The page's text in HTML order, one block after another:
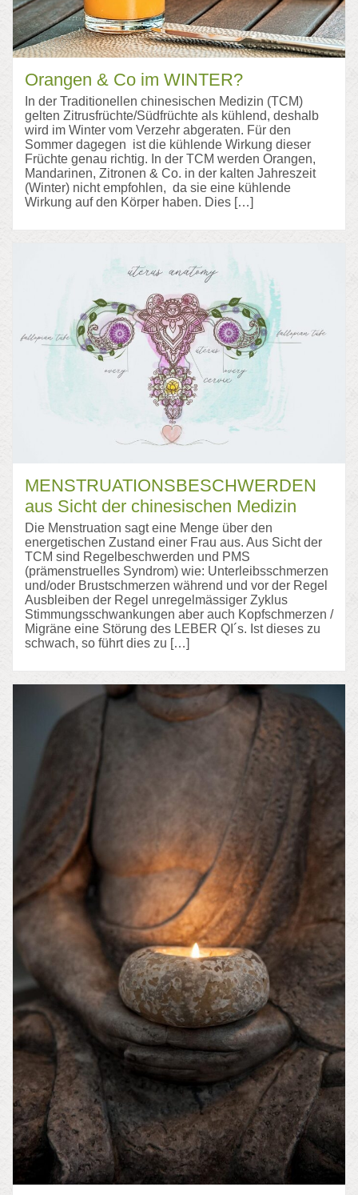
Orangen & Co im WINTER?
In der Traditionellen chinesischen Medizin (TCM)
gelten Zitrusfrüchte/Südfrüchte als kühlend, deshalb
wird im Winter vom Verzehr abgeraten. Für den
Sommer dagegen ist die kühlende Wirkung dieser
Früchte genau richtig. In der TCM werden Orangen,
Mandarinen, Zitronen & Co. in der kalten Jahreszeit
(Winter) nicht empfohlen, da sie eine kühlende
Wirkung auf den Körper haben. Dies […]
MENSTRUATIONSBESCHWERDEN
aus Sicht der chinesischen Medizin
Die Menstruation sagt eine Menge über den
energetischen Zustand einer Frau aus. Aus Sicht der
TCM sind Regelbeschwerden und PMS
(prämenstruelles Syndrom) wie: Unterleibsschmerzen
und/oder Brustschmerzen während und vor der Regel
Ausbleiben der Regel unregelmässiger Zyklus
Stimmungsschwankungen aber auch Kopfschmerzen /
Migräne eine Störung des LEBER QI´s. Ist dieses zu
schwach, so führt dies zu […]